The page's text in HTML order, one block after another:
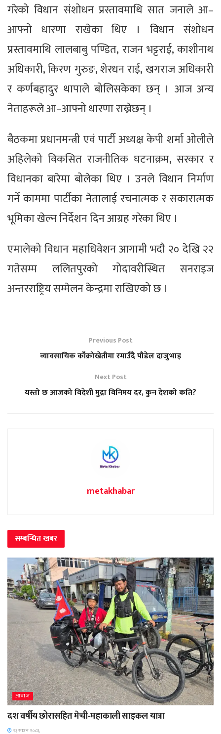
गरेको विधान संशोधन प्रस्तावमाथि सात जनाले आ–
आफ्नो धारणा राखेका थिए । विधान संशोधन
प्रस्तावमाथि लालबाबु पण्डित, राजन भट्टराई, काशीनाथ
अधिकारी, किरण गुरुङ, शेरधन राई, खगराज अधिकारी
र कर्णबहादुर थापाले बोलिसकेका छन् । आज अन्य
नेताहरूले आ–आफ्नो धारणा राख्नेछन् ।
बैठकमा प्रधानमन्त्री एवं पार्टी अध्यक्ष केपी शर्मा ओलीले
अहिलेको विकसित राजनीतिक घटनाक्रम, सरकार र
विधानका बारेमा बोलेका थिए । उनले विधान निर्माण
गर्ने काममा पार्टीका नेतालाई रचनात्मक र सकारात्मक
भूमिका खेल्न निर्देशन दिन आग्रह गरेका थिए ।
एमालेको विधान महाधिवेशन आगामी भदौ २० देखि २२
गतेसम्म ललितपुरको गोदावरीस्थित सनराइज
अन्तरराष्ट्रिय सम्मेलन केन्द्रमा राखिएको छ ।
Previous Post
व्यावसायिक काँक्रोखेतीमा रमाउँदै पौडेल दाजुभाइ
Next Post
यस्तो छ आजको विदेशी मुद्रा विनिमय दर, कुन देशको कति?
metakhabar
सम्बन्धितखबर
आवाज
दश वर्षीय छोरासहित मेची-महाकाली साइकल यात्रा
२३ साउन २०८३,